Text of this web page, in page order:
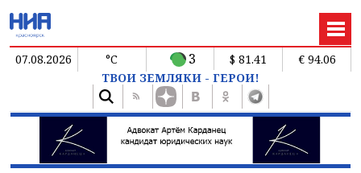
07.08.2026 °C 3 $ 81.41
€ 94.06
ТВОИ ЗЕМЛЯКИ - ГЕРОИ!